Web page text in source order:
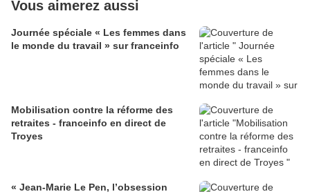
Vous aimerez aussi
Journée spéciale « Les femmes dans
le monde du travail » sur franceinfo
Mobilisation contre la réforme des
retraites - franceinfo en direct de
Troyes
« Jean-Marie Le Pen, l’obsession